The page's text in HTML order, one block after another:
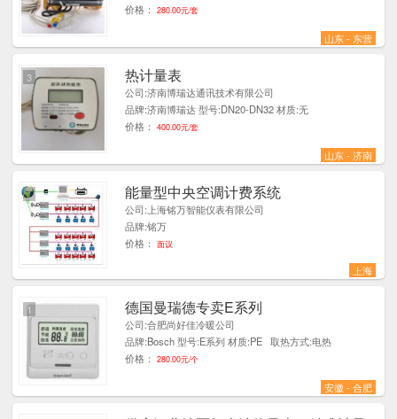
价格：
280.00元/套
山东 - 东营
热计量表
公司:济南博瑞达通讯技术有限公司
品牌:济南博瑞达 型号:DN20-DN32 材质:无
价格：
400.00元/套
山东 - 济南
3
能量型中央空调计费系统
公司:上海铭万智能仪表有限公司
品牌:铭万
价格：
面议
上海
1
德国曼瑞德专卖E系列
公司:合肥尚好佳冷暖公司
品牌:Bosch 型号:E系列 材质:PE 取热方式:电热
价格：
280.00元/个
安徽 - 合肥
1